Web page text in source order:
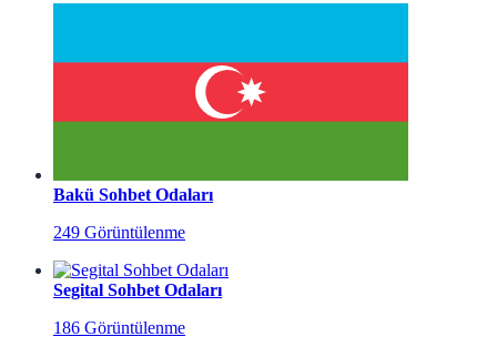
Bakü Sohbet Odaları
249 Görüntülenme
Segital Sohbet Odaları
186 Görüntülenme